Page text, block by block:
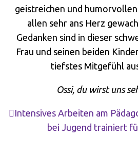
geistreichen und
allen sehr ans Herz
Gedanken sind in dieser
Frau und seinen beiden
tiefstes Mitgefühl
Ossi, du wirst uns
Intensives Arbeiten am
bei Jugend trainiert